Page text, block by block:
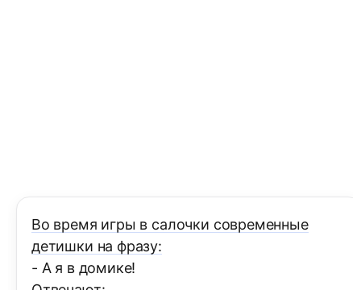
Во время игры в салочки современные
детишки на фразу:
- А я в домике!